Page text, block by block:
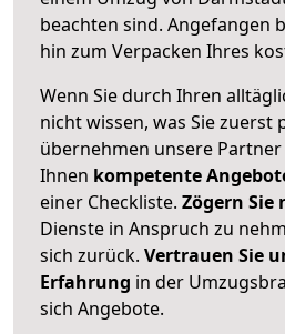
beachten sind. Angefangen
hin zum Verpacken Ihres
Wenn Sie durch Ihren
nicht wissen, was Sie zuerst
übernehmen unsere
Ihnen kompetente
einer Checkliste. Zögern Sie
Dienste in Anspruch zu
sich zurück. Vertrauen Sie
Erfahrung in der
sich Angebote.